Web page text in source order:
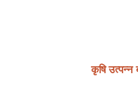
कृषि उत्पन्न